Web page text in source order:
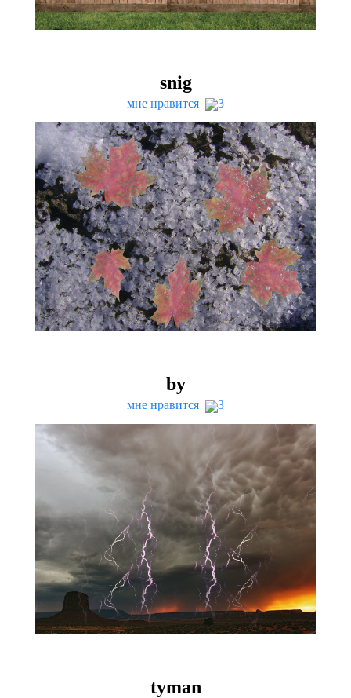
snig
мне нравится 3
by
мне нравится 3
tyman